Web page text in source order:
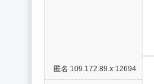
匿名 109.172.89.x:12694